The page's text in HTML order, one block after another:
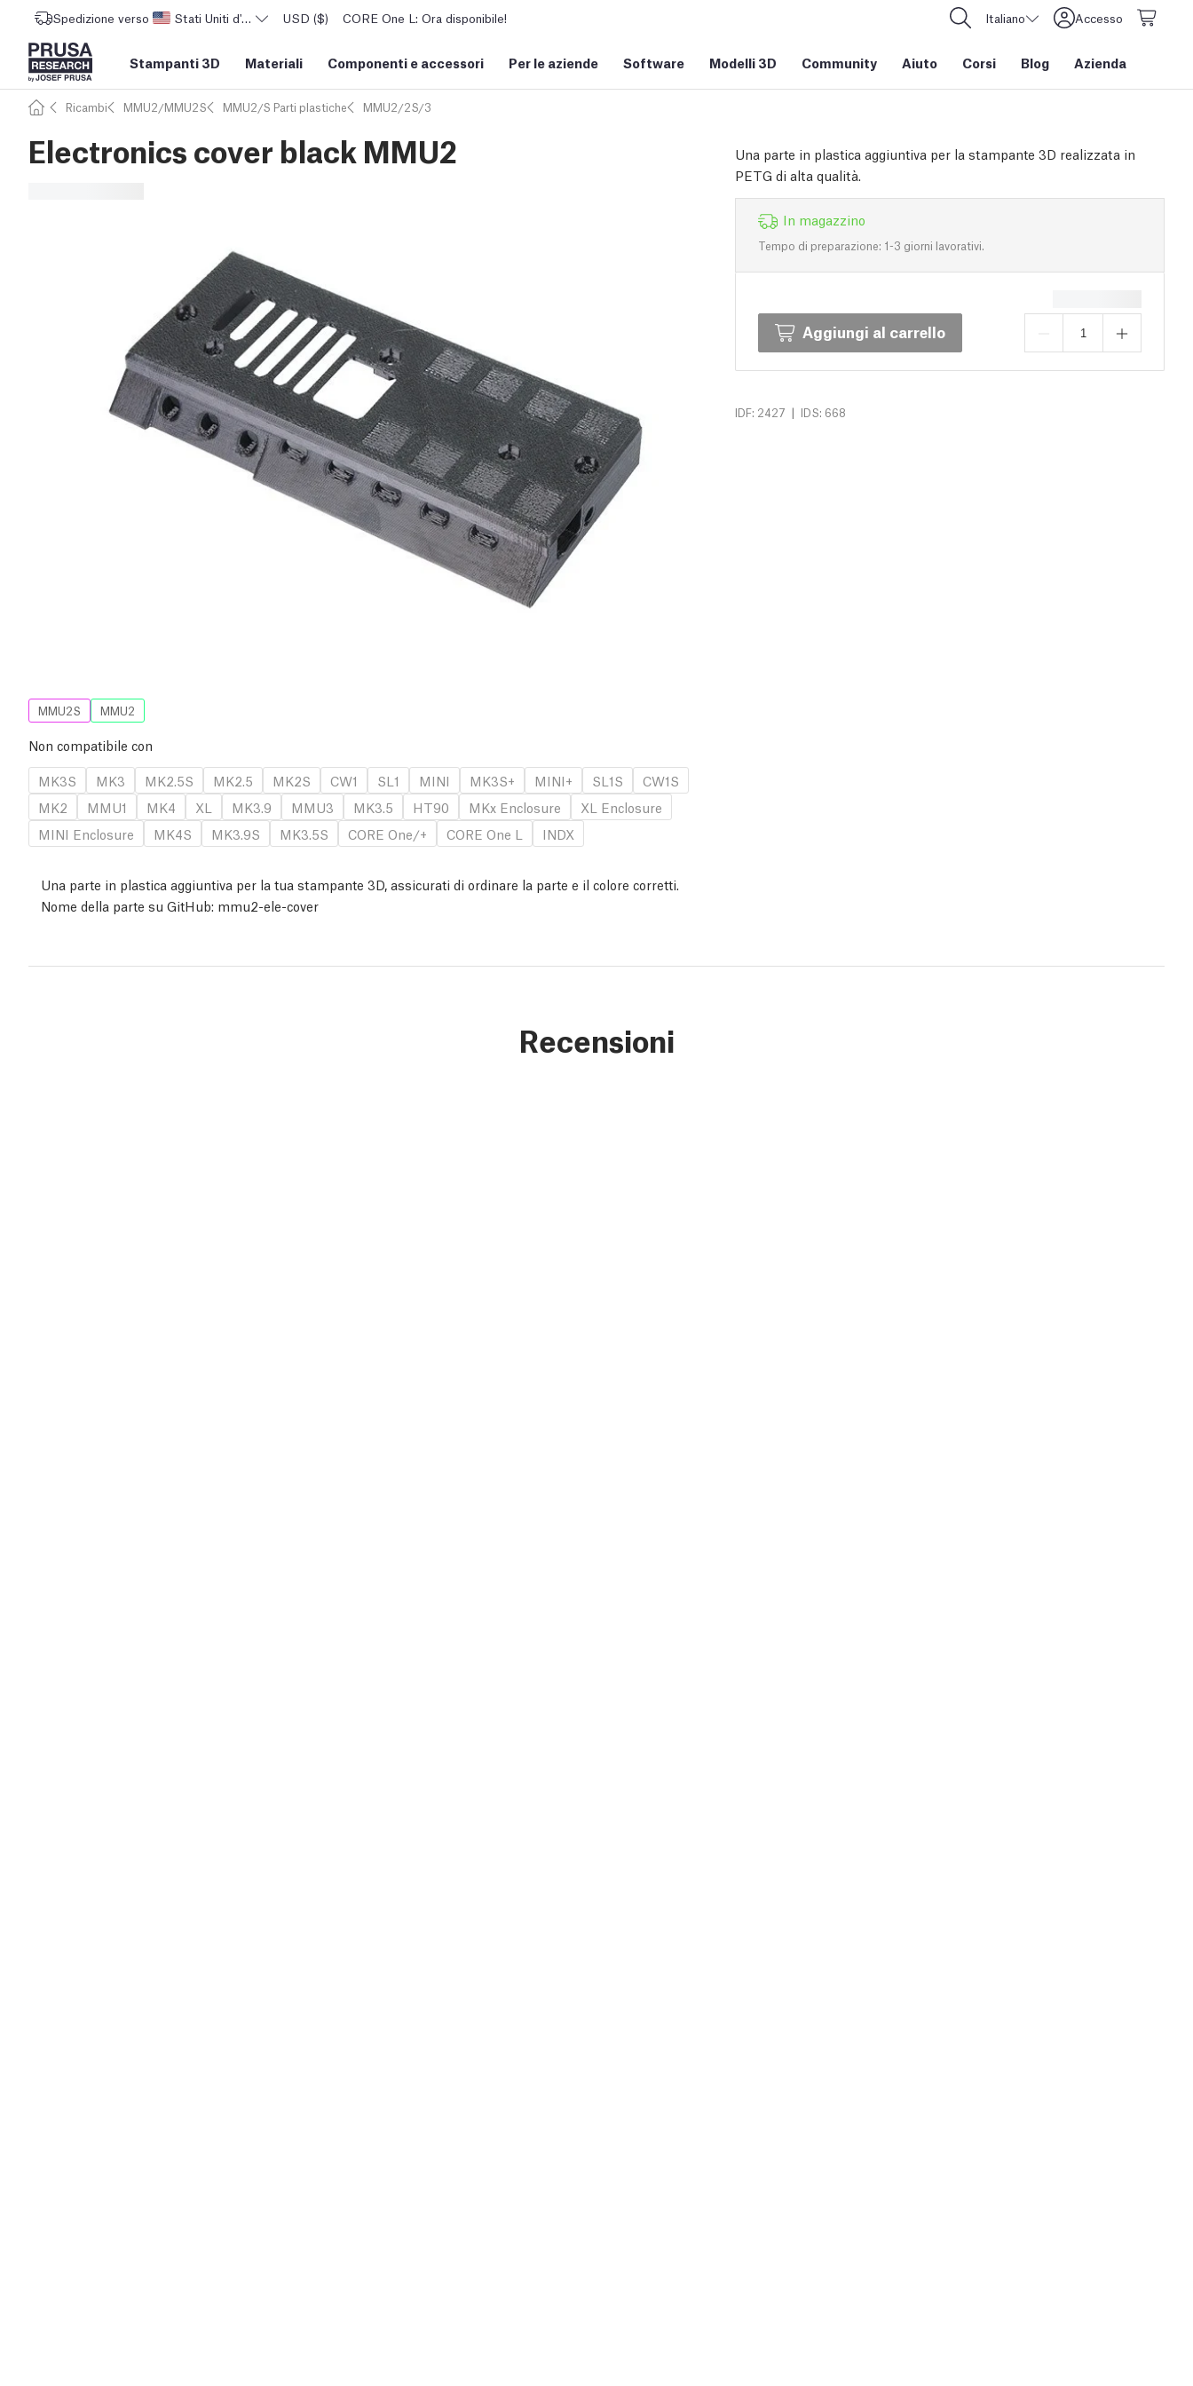
Spedizione verso Stati Uniti d'AmericaUSD ($) CORE One L: Ora disponibile! Italiano Accesso
Stampanti 3D Materiali Componenti e accessori Per le aziende Software Modelli 3D Community Aiuto Corsi Blog Azienda
Ricambi MMU2/MMU2S MMU2/S Parti plastiche MMU2/2S/3
Electronics cover black MMU2
Una parte in plastica aggiuntiva per la stampante 3D realizzata in
PETG di alta qualità.
In magazzino
Tempo di preparazione: 1-3 giorni lavorativi.
Aggiungi al carrello
IDF: 2427 | IDS: 668
MMU2S MMU2
Non compatibile con
MK3S
MK3 MK2.5S MK2.5 MK2S CW1 SL1 MINI MK3S+ MINI+ SL1S
CW1S
MK2
MMU1 MK4 XL MK3.9 MMU3 MK3.5 HT90 MKx Enclosure
XL Enclosure
MINI Enclosure
MK4S MK3.9S MK3.5S CORE One/+ CORE One L INDX
Una parte in plastica aggiuntiva per la tua stampante 3D, assicurati di ordinare la parte e il colore corretti.
Nome della parte su GitHub: mmu2-ele-cover
Recensioni